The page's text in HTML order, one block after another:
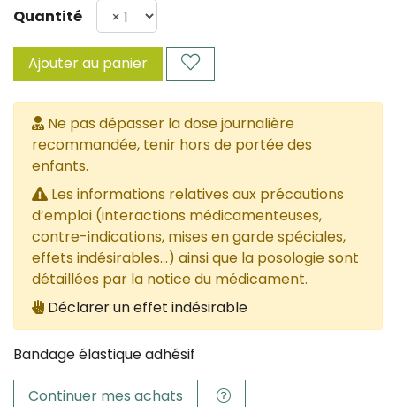
Quantité
Ajouter au panier
Ne pas dépasser la dose journalière
recommandée, tenir hors de portée des
enfants.
Les informations relatives aux précautions
d’emploi (interactions médicamenteuses,
contre-indications, mises en garde spéciales,
effets indésirables...) ainsi que la posologie sont
détaillées par la notice du médicament.
Déclarer un effet indésirable
Bandage élastique adhésif
Continuer mes achats